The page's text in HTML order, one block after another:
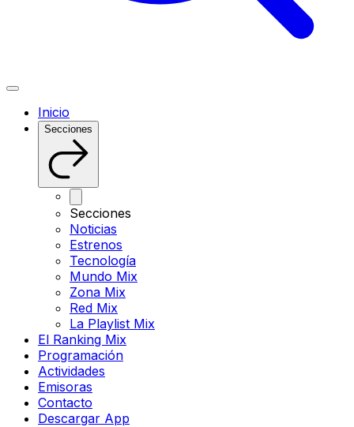
Inicio
Secciones
Secciones
Noticias
Estrenos
Tecnología
Mundo Mix
Zona Mix
Red Mix
La Playlist Mix
El Ranking Mix
Programación
Actividades
Emisoras
Contacto
Descargar App